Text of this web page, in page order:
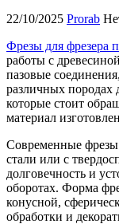
22/10/2025 Prorab
Фрезы для фрезера
работы с
пазовые
различных породах
которые стоит
материал
Современные фрезы
стали или с
долговечность и
оборотах. Форма
конусной,
обработки и